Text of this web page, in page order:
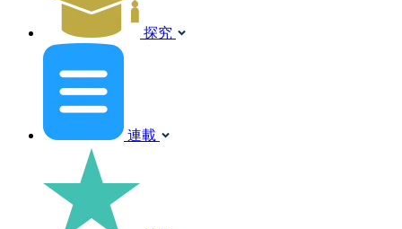
探究
連載